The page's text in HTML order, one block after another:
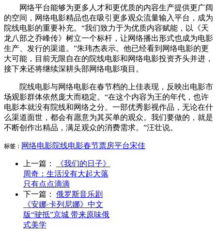
网络平台能够为更多人才和更优质的内容生产提供更广阔
的空间，网络电影精品也在吸引更多观众流量输入平台，成为
院线电影的重要补充。“我们致力于为优质内容赋能，以《天
龙八部之乔峰传》树立一个标杆，让网络播出形式也成为电影
生产、发行的渠道。”朱玮杰表示。他已经看到网络电影的更
大可能，目前无限自在的院线电影和网络电影投资齐头并进，
接下来还将继续深耕头部网络电影项目。
院线电影与网络电影在春节档的上佳表现，反映出电影市
场观影群体依然庞大而稳定。“在这个内容为王的年代，也许
电影本就没有院线和网络之分。一部优秀影视作品，无论在什
么渠道面世，都会有愿意为其买单的观众。我们要做的，就是
不断创作出精品，满足观众的消费需求。”汪壮说。
标签： 网络电影院线电影春节票房平台宋佳
上一篇：
《我们的日子》
周奇：生活没有大起大落
只有点点滴滴
下一篇：
俄罗斯音乐剧
《安娜·卡列尼娜》中文
版“驶抵”京城 带来原味俄
式美学